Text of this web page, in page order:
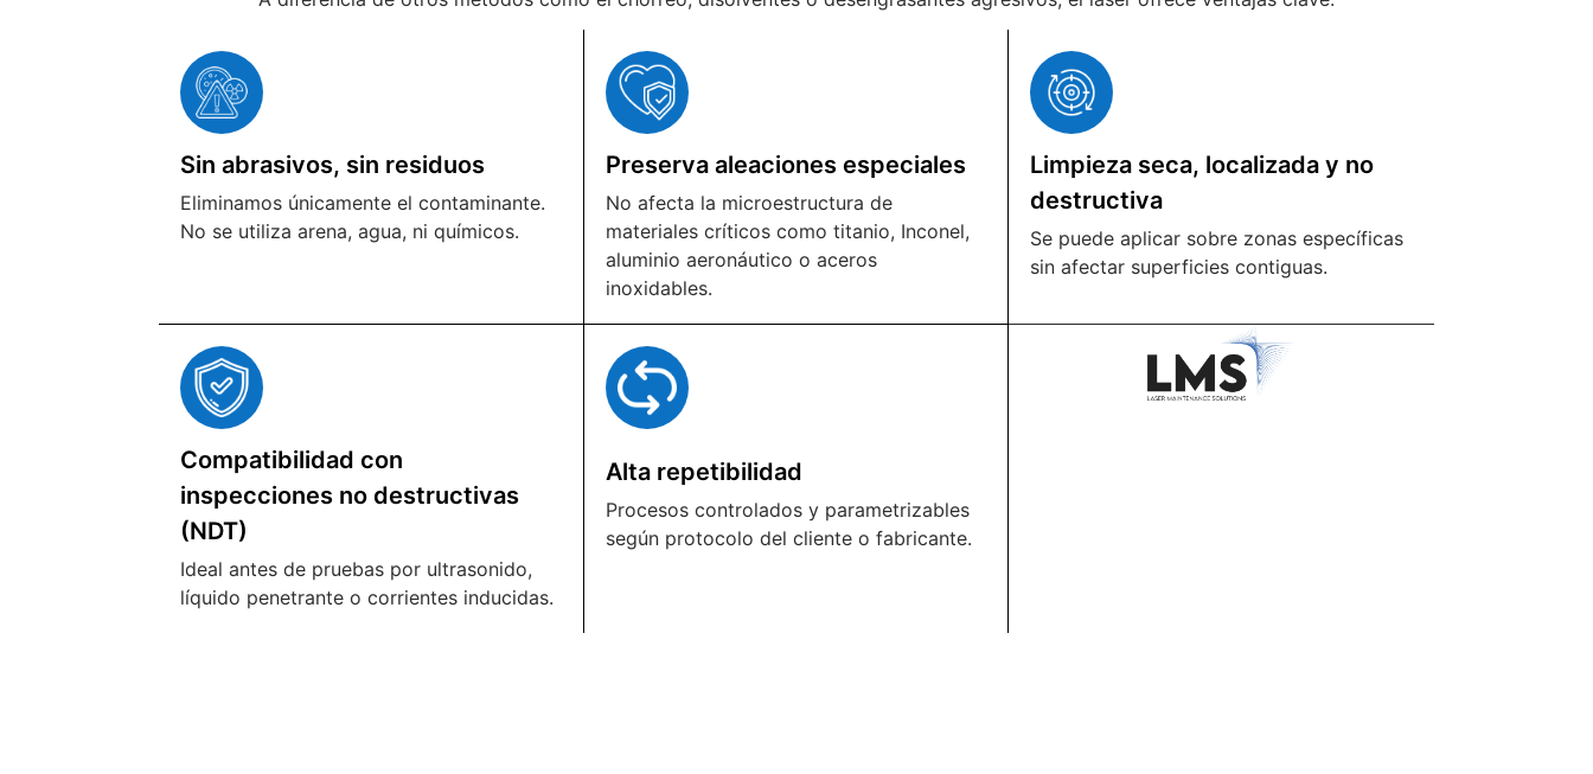
Sin abrasivos, sin residuos
Eliminamos únicamente el contaminante.
No se utiliza arena, agua, ni químicos.
Preserva aleaciones especiales
No afecta la microestructura de
materiales críticos como titanio, Inconel,
aluminio aeronáutico o aceros
inoxidables.
Limpieza seca, localizada y no
destructiva
Se puede aplicar sobre zonas específicas
sin afectar superficies contiguas.
Compatibilidad con
inspecciones no destructivas
(NDT)
Ideal antes de pruebas por ultrasonido,
líquido penetrante o corrientes inducidas.
Alta repetibilidad
Procesos controlados y parametrizables
según protocolo del cliente o fabricante.